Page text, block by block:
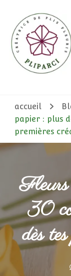
accueil
papier : plus
premières
30
dès